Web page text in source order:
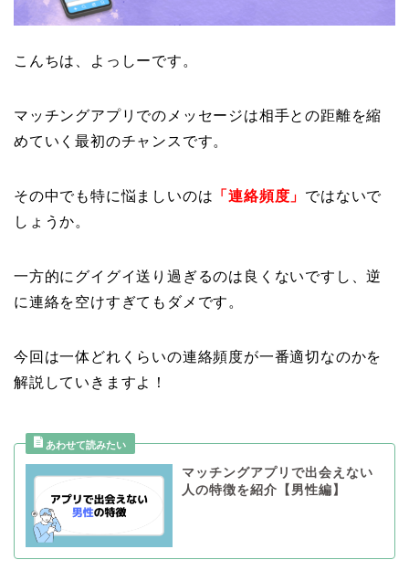
こんちは、よっしーです。
マッチングアプリでのメッセージは相手との距離を縮
めていく最初のチャンスです。
その中でも特に悩ましいのは 「連絡頻度」 ではないで
しょうか。
一方的にグイグイ送り過ぎるのは良くないですし、逆
に連絡を空けすぎてもダメです。
今回は一体どれくらいの連絡頻度が一番適切なのかを
解説していきますよ！
マッチングアプリで出会えない
人の特徴を紹介【男性編】